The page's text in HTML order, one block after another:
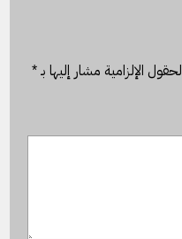
الحقول الإلزامية مشار إليها بـ*